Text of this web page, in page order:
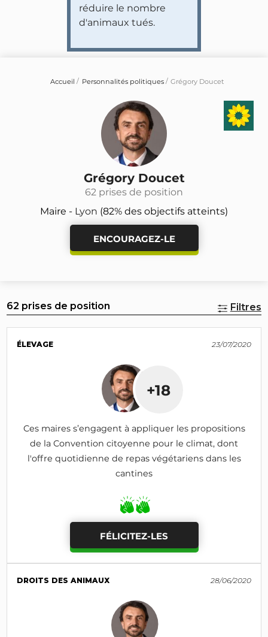
réduire le nombre
d'animaux tués.
Accueil Personnalités politiques Grégory Doucet
Grégory Doucet
62 prises de position
Maire - Lyon (82% des objectifs atteints)
ENCOURAGEZ-LE
62 prises de position Filtres
ÉLEVAGE 23/07/2020
+18
Ces maires s’engagent à appliquer les propositions
de la Convention citoyenne pour le climat, dont
l'offre quotidienne de repas végétariens dans les
cantines
FÉLICITEZ-LES
DROITS DES ANIMAUX 28/06/2020